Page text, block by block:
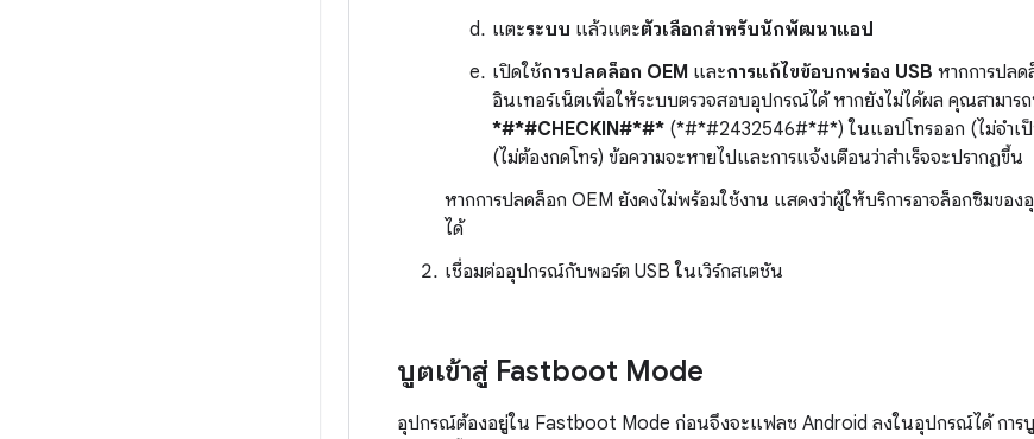
แตะระบบ แล้วแตะตัวเลือกสำหรับนักพัฒนาแอป
เปิดใช้การปลดล็อก OEM และการแก้ไขข้อบกพร่อง USB หากการปล
อินเทอร์เน็ตเพื่อให้ระบบตรวจสอบอุปกรณ์ได้ หากยังไม่ได้ผล คุณสามาร
*#*#CHECKIN#*#* (*#*#2432546#*#*) ในแอปโทรออก (ไม่จำเ
(ไม่ต้องกดโทร) ข้อความจะหายไปและการแจ้งเตือนว่าสำเร็จจะปรากฏขึ้น
หากการปลดล็อก OEM ยังคงไม่พร้อมใช้งาน แสดงว่าผู้ให้บริการอาจล็อกซิมข
ได้
เชื่อมต่ออุปกรณ์กับพอร์ต USB ในเวิร์กสเตชัน
บูตเข้าสู่ Fastboot Mode
อุปกรณ์ต้องอยู่ใน Fastboot Mode ก่อนจึงจะแฟลช Android ลงในอุปกรณ์ได้ การ